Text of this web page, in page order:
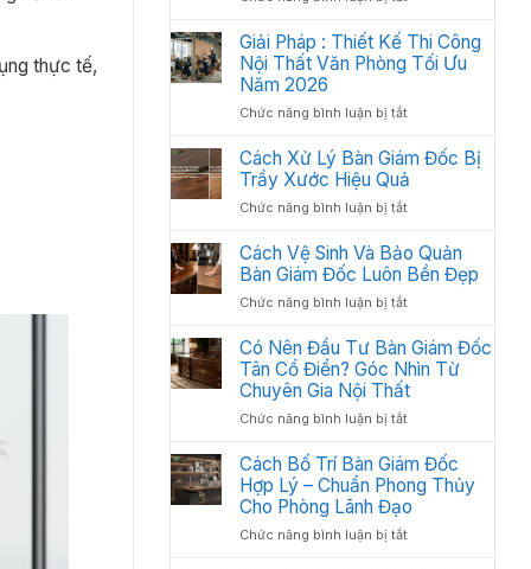
thực tế,
Học:
Cách
Tối
Không
Gian
2026
Thất
Văn
Phòng
Những
Các
Hạng
Quan
Cần
Có
Giải Pháp : Thiết Kế Thi Công
Nội Thất Văn Phòng Tối Ưu
Năm 2026
Chức năng bình luận bị tắtở
Pháp
Kế
Công
Nội
Tối
Ưu
Năm
2026
Cách Xử Lý Bàn Giám Đốc Bị
Trầy Xước Hiệu Quả
Chức năng bình luận bị tắtở
Xử
Lý
Bàn
Giám
Bị
Trầy
Xước
Quả
Cách Vệ Sinh Và Bảo Quản
Bàn Giám Đốc Luôn Bền Đẹp
Chức năng bình luận bị tắtở
Vệ
Sinh
Và
Bảo
Quản
Giám
Đốc
Luôn
Đẹp
Có Nên Đầu Tư Bàn Giám Đốc
Tân Cổ Điển? Góc Nhìn Từ
Chuyên Gia Nội Thất
Chức năng bình luận bị tắtở
Nên
Đầu
Tư
Bàn
Giám
Cách Bố Trí Bàn Giám Đốc
Hợp Lý – Chuẩn Phong Thủy
Cho Phòng Lãnh Đạo
Chức năng bình luận bị tắtở